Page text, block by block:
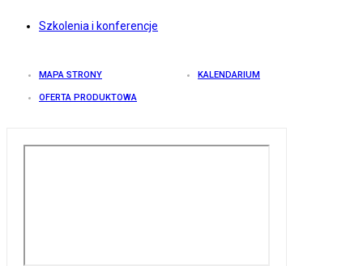
Szkolenia i konferencje
MAPA STRONY KALENDARIUM
OFERTA PRODUKTOWA